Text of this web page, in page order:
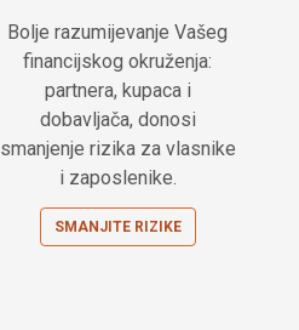
Bolje razumijevanje Vašeg
financijskog okruženja:
partnera, kupaca i
dobavljača, donosi
smanjenje rizika za vlasnike
i zaposlenike.
SMANJITE RIZIKE